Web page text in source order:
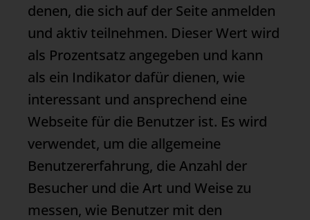
denen, die sich auf der Seite anmelden
und aktiv teilnehmen. Dieser Wert wird
als Prozentsatz angegeben und kann
als ein Indikator dafür dienen, wie
interessant und ansprechend eine
Webseite für die Benutzer ist. Es wird
verwendet, um die allgemeine
Benutzererfahrung, die Anzahl der
Besucher und die Art und Weise zu
messen, wie Benutzer mit den